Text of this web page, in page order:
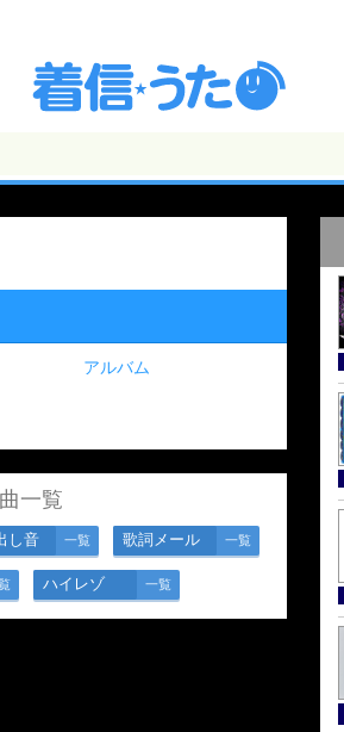
アルバム
一覧
し音 一覧 歌詞メール 一覧
ハイレゾ 一覧